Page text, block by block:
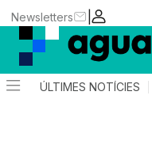
|
Newsletters
ÚLTIMES NOTÍCIES